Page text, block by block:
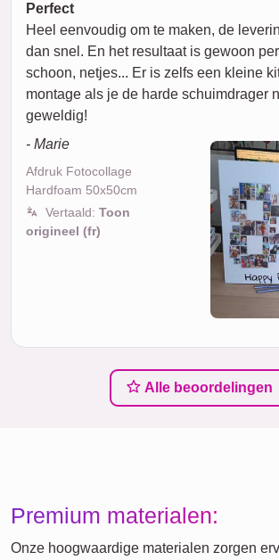
Perfect
Heel eenvoudig om te maken, de
dan snel. En het resultaat is gewoon
schoon, netjes... Er is zelfs een kleine
montage als je de harde schuimdrager
geweldig!
- Marie
Afdruk Fotocollage
Hardfoam 50x50cm
Vertaald: Toon
origineel (fr)
Alle beoordelingen
Premium materialen:
Onze hoogwaardige materialen zorgen